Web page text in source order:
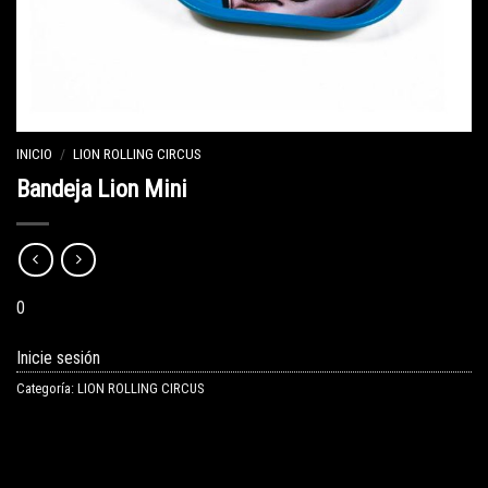
INICIO / LION ROLLING CIRCUS
Bandeja Lion Mini
0
Inicie sesión
Categoría: LION ROLLING CIRCUS